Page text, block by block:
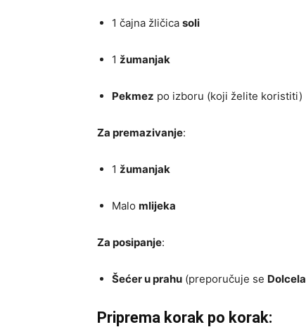
1 čajna žličica soli
1 žumanjak
Pekmez po izboru (koji želite koristiti)
Za premazivanje:
1 žumanjak
Malo mlijeka
Za posipanje:
Šećer u prahu (preporučuje se Dolcela
Priprema korak po korak: